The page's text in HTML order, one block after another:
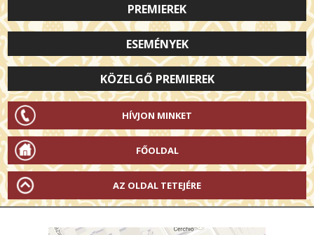
PREMIEREK
ESEMÉNYEK
KÖZELGŐ PREMIEREK
HÍVJON MINKET
FŐOLDAL
AZ OLDAL TETEJÉRE